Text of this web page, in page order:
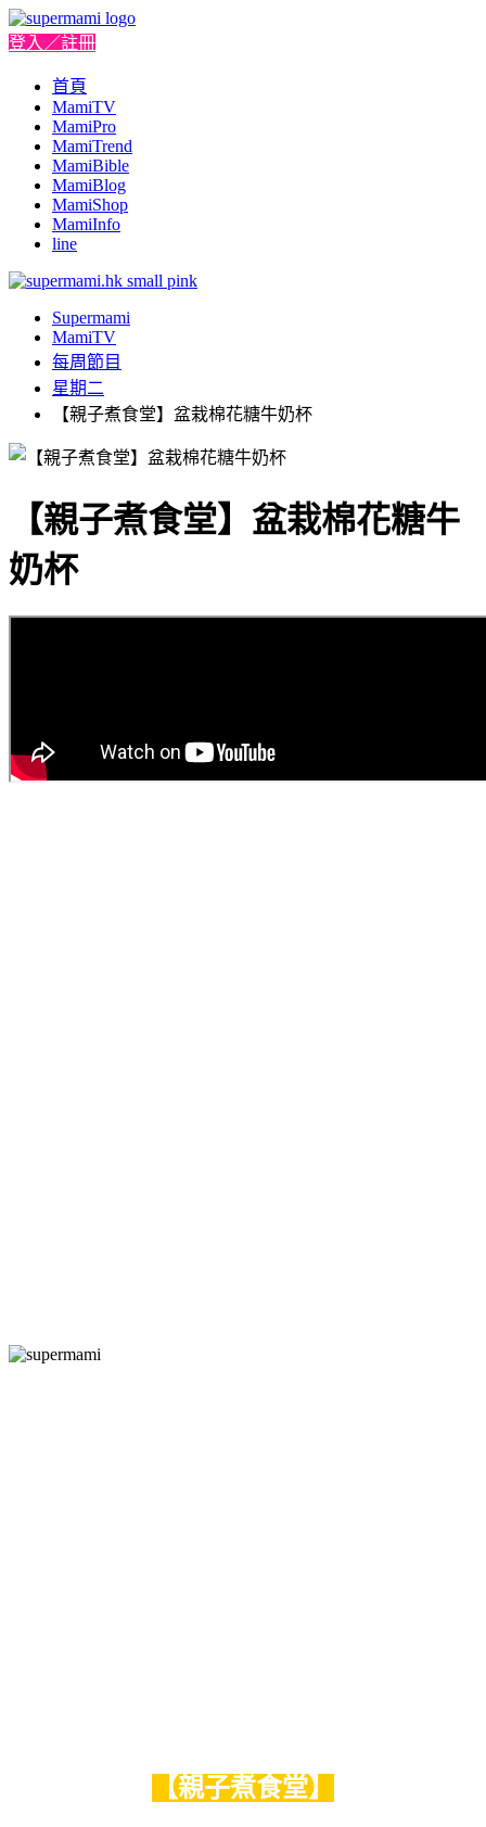
登入／註冊
首頁
MamiTV
MamiPro
MamiTrend
MamiBible
MamiBlog
MamiShop
MamiInfo
line
Supermami
MamiTV
每周節目
星期二
【親子煮食堂】盆栽棉花糖牛奶杯
【親子煮食堂】盆栽棉花糖牛
奶杯
【親子煮食堂】